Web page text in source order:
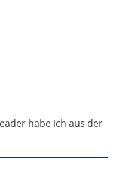
habe ich aus der